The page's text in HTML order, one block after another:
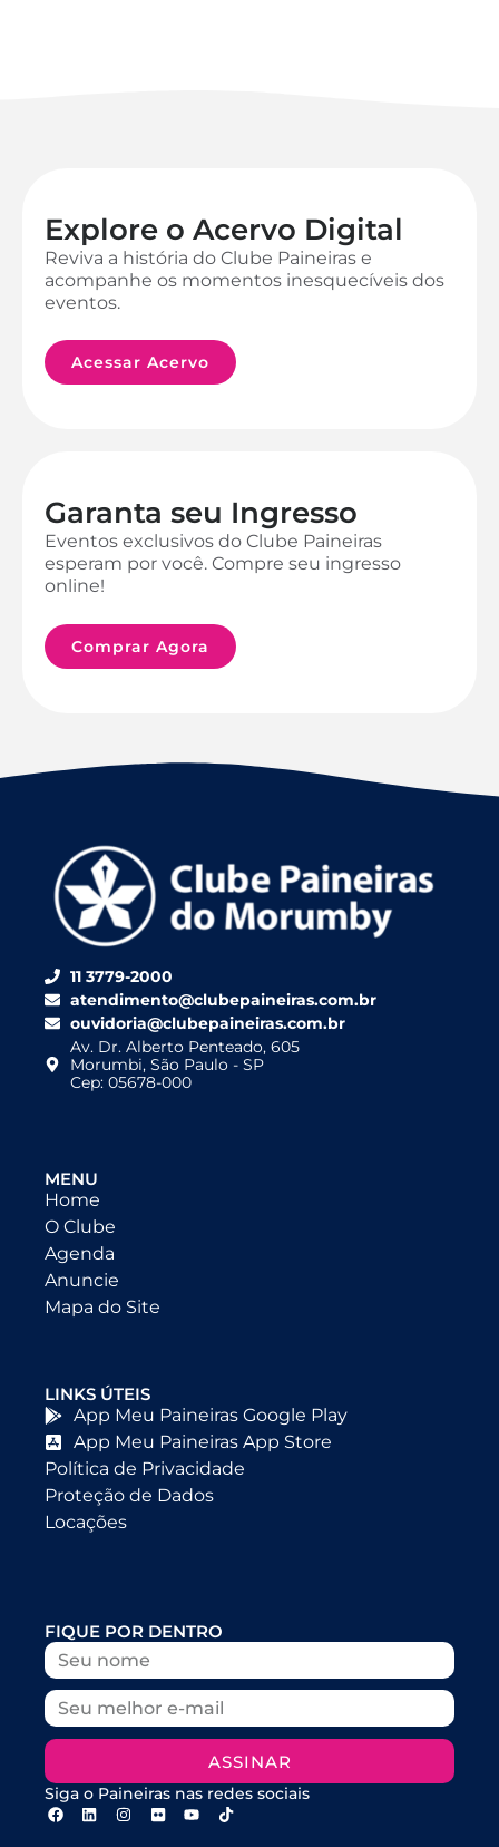
Explore o Acervo Digital
Reviva a história do Clube Paineiras e
acompanhe os momentos inesquecíveis dos
eventos.
Acessar Acervo
Garanta seu Ingresso
Eventos exclusivos do Clube Paineiras
esperam por você. Compre seu ingresso
online!
Comprar Agora
11 3779-2000
atendimento@clubepaineiras.com.br
ouvidoria@clubepaineiras.com.br
Av. Dr. Alberto Penteado, 605
Morumbi, São Paulo - SP
Cep: 05678-000
MENU
Home
O Clube
Agenda
Anuncie
Mapa do Site
LINKS ÚTEIS
App Meu Paineiras Google Play
App Meu Paineiras App Store
Política de Privacidade
Proteção de Dados
Locações
FIQUE POR DENTRO
ASSINAR
Siga o Paineiras nas redes sociais